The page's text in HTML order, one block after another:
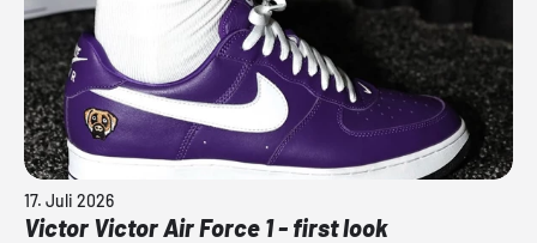
17. Juli 2026
Victor Victor Air Force 1 - first look